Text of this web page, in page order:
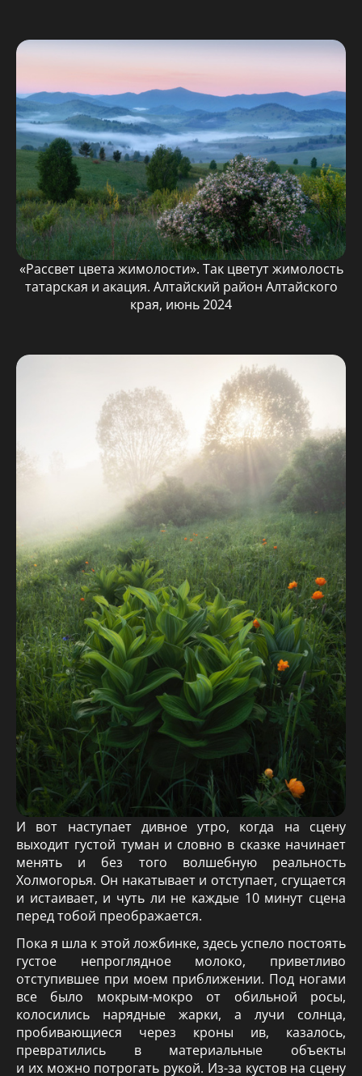
«Рассвет цвета жимолости». Так цветут жимолость
татарская и акация. Алтайский район Алтайского
края, июнь 2024
И вот наступает дивное утро, когда на сцену
выходит густой туман и словно в сказке начинает
менять и без того волшебную реальность
Холмогорья. Он накатывает и отступает, сгущается
и истаивает, и чуть ли не каждые 10 минут сцена
перед тобой преображается.
Пока я шла к этой ложбинке, здесь успело постоять
густое непроглядное молоко, приветливо
отступившее при моем приближении. Под ногами
все было мокрым-мокро от обильной росы,
колосились нарядные жарки, а лучи солнца,
пробивающиеся через кроны ив, казалось,
превратились в материальные объекты
и их можно потрогать рукой. Из-за кустов на сцену